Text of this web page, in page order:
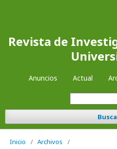
Revista de
Anuncios Actual
Inicio / Archivos
/